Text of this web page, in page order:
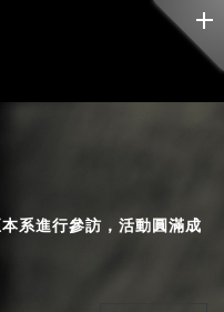
系進行參訪，活動圓滿成